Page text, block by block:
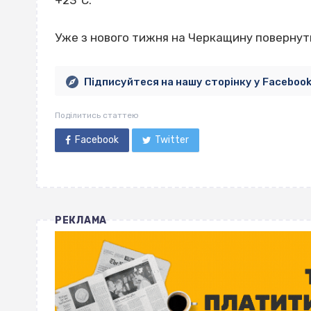
Уже з нового тижня на Черкащину
Підписуйтеся на нашу сторінку у Facebook
Поділитись статтею
Facebook Twitter
РЕКЛАМА